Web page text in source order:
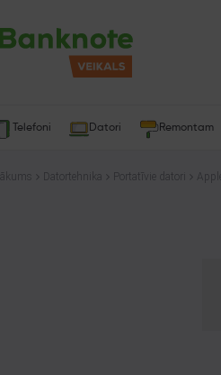
Telefoni Datori Remontam
Sākums Datortehnika Portatīvie datori Apple